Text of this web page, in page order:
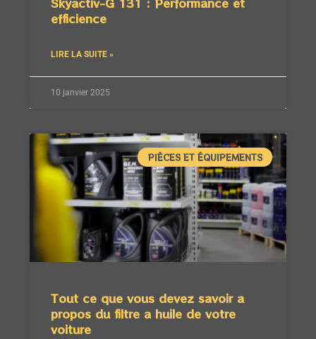
efficience
LIRE LA SUITE »
10 janvier 2025
PIÈCES ET ÉQUIPEMENTS
Tout ce que vous devez savoir a
propos du filtre a huile de votre
voiture